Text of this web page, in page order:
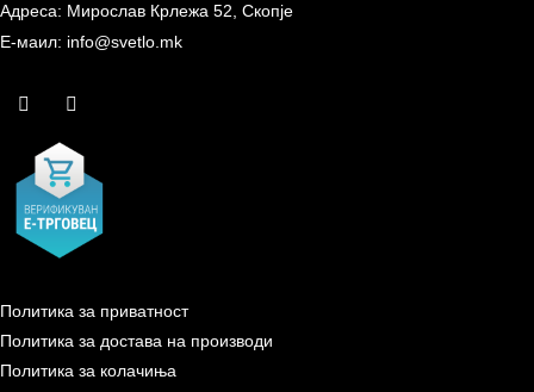
Адреса: Мирослав Крлежа 52, Скопје
Е-маил: info@svetlo.mk
Политика за приватност
Политика за достава на производи
Политика за колачиња